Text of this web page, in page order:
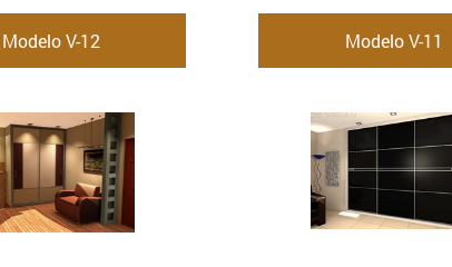
Modelo V-12 Modelo V-11